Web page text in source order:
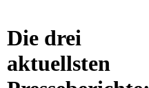
Die drei
aktuellsten